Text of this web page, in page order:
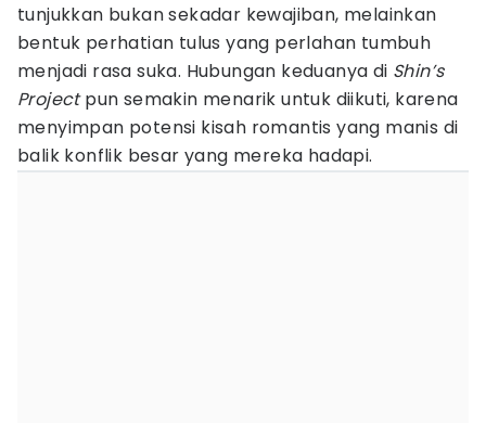
tunjukkan bukan sekadar kewajiban, melainkan
bentuk perhatian tulus yang perlahan tumbuh
menjadi rasa suka. Hubungan keduanya di Shin’s
Projectpun semakin menarik untuk diikuti, karena
menyimpan potensi kisah romantis yang manis di
balik konflik besar yang mereka hadapi.